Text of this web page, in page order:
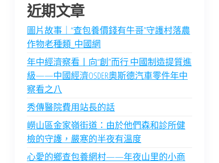
近期文章
圖片故事｜“查包養價錢有牛哥”守護村落農
作物老種類_中國網
年中經濟察看丨向“創”而行 中國制造提質進
級——中國經濟OSDER奧斯德汽車零件年中
察看之八
秀傳醫院費用站長的話
嶗山區金家嶺街道：由於他們森和診所健
檢的守護，嚴寒的半夜有溫度
心愛的鄉查包養網村——年夜山里的小商